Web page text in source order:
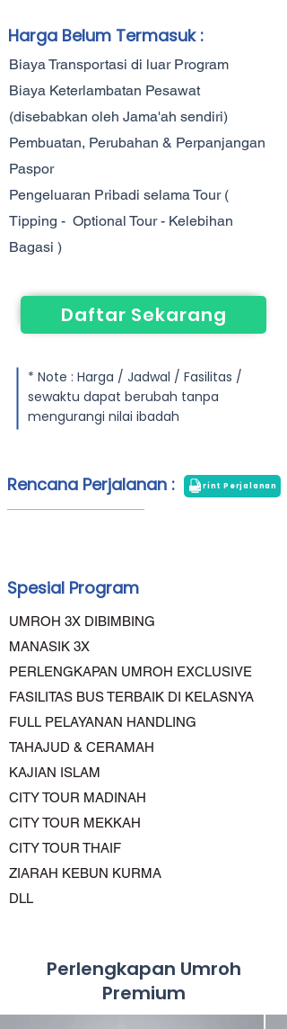
Harga Belum Termasuk :
Biaya Transportasi di luar Program
Biaya Keterlambatan Pesawat
(disebabkan oleh Jama'ah sendiri)
Pembuatan, Perubahan & Perpanjangan
Paspor
Pengeluaran Pribadi selama Tour (
Tipping - Optional Tour - Kelebihan
Bagasi )
Daftar Sekarang
* Note : Harga / Jadwal / Fasilitas /
sewaktu dapat berubah tanpa
mengurangi nilai ibadah
Rencana Perjalanan : Print Perjalanan
Spesial Program
UMROH 3X DIBIMBING
MANASIK 3X
PERLENGKAPAN UMROH EXCLUSIVE
FASILITAS BUS TERBAIK DI KELASNYA
FULL PELAYANAN HANDLING
TAHAJUD & CERAMAH
KAJIAN ISLAM
CITY TOUR MADINAH
CITY TOUR MEKKAH
CITY TOUR THAIF
ZIARAH KEBUN KURMA
DLL
Perlengkapan Umroh
Premium